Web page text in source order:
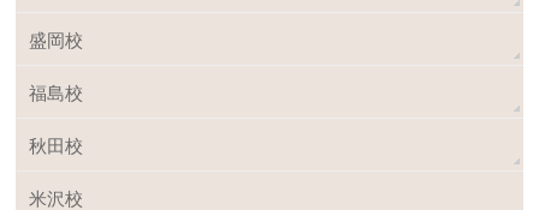
盛岡校
福島校
秋田校
米沢校